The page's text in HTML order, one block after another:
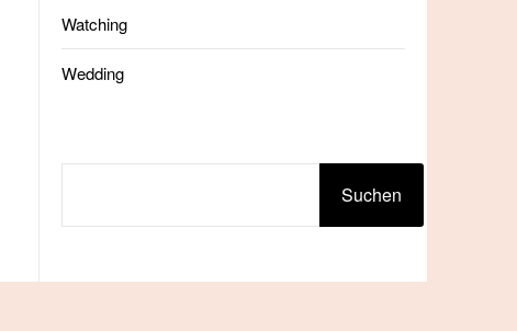
Watching
Wedding
Suchen